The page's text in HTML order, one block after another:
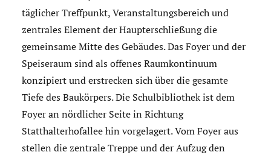
täglicher Treffpunkt, Veranstaltungsbereich und
zentrales Element der Haupterschließung die
gemeinsame Mitte des Gebäudes. Das Foyer und der
Speiseraum sind als offenes Raumkontinuum
konzipiert und erstrecken sich über die gesamte
Tiefe des Baukörpers. Die Schulbibliothek ist dem
Foyer an nördlicher Seite in Richtung
Statthalterhofallee hin vorgelagert. Vom Foyer aus
stellen die zentrale Treppe und der Aufzug den